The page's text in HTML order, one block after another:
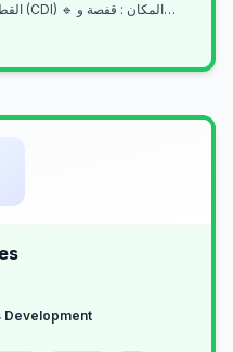
القطاع : النقل واللوجستيك 🔹 نوع العقد: دائم (CDI) 🔹 المكان : قفصة و…
Development